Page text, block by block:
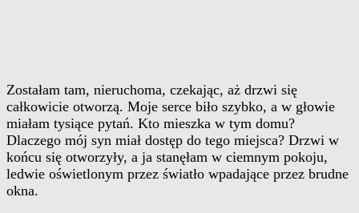
Zostałam tam, nieruchoma, czekając, aż drzwi się
całkowicie otworzą. Moje serce biło szybko, a w głowie
miałam tysiące pytań. Kto mieszka w tym domu?
Dlaczego mój syn miał dostęp do tego miejsca? Drzwi w
końcu się otworzyły, a ja stanęłam w ciemnym pokoju,
ledwie oświetlonym przez światło wpadające przez brudne
okna.